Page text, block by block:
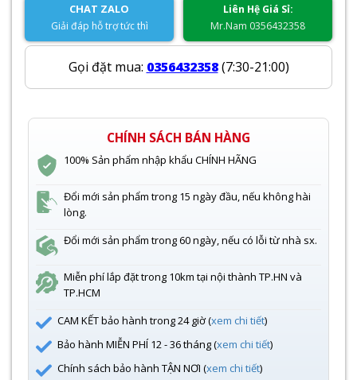
CHAT ZALO
Giải đáp hỗ trợ tức thì
Liên Hệ Giá Sỉ:
Mr.Nam 0356432358
Gọi đặt mua: 0356432358(7:30-21:00)
CHÍNH SÁCH BÁN HÀNG
100% Sản phẩm nhập khẩu CHÍNH HÃNG
Đổi mới sản phẩm trong 15 ngày đầu, nếu không hài
lòng.
Đổi mới sản phẩm trong 60 ngày, nếu có lỗi từ nhà sx.
Miễn phí lắp đặt trong 10km tại nội thành TP.HN và
TP.HCM
CAM KẾT bảo hành trong 24 giờ (xem chi tiết)
Bảo hành MIỄN PHÍ 12 - 36 tháng (xem chi tiết)
Chính sách bảo hành TẬN NƠI (xem chi tiết)